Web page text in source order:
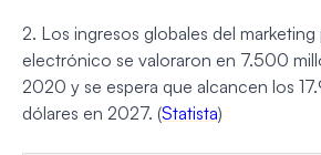
2. Los ingresos globales del
electrónico se valoraron en 7.500
2020 y se espera que alcancen los
dólares en 2027. (Statista)